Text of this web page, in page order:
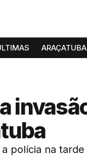
ARAÇATUBA
polícia na